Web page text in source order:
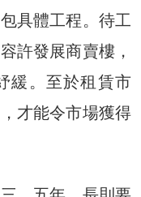
具體工程。待工
許發展商賣樓，
緩。至於租賃市
才能令市場獲得